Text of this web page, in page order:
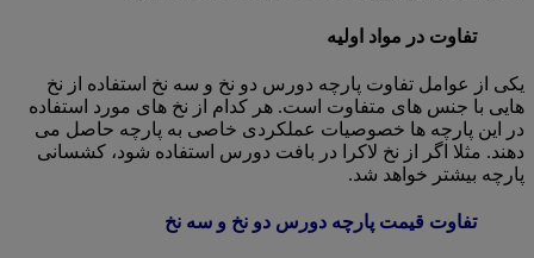
تفاوت در مواد اولیه
یکی از عوامل تفاوت پارچه دورس دو نخ و سه نخ استفاده از نخ
هایی با جنس های متفاوت است. هر کدام از نخ های مورد استفاده
در این پارچه ها خصوصیات عملکردی خاصی به پارچه حاصل می
دهند. مثلا اگر از نخ لاکرا در بافت دورس استفاده شود، کشسانی
پارچه بیشتر خواهد شد.
تفاوت قیمت پارچه دورس دو نخ و سه نخ